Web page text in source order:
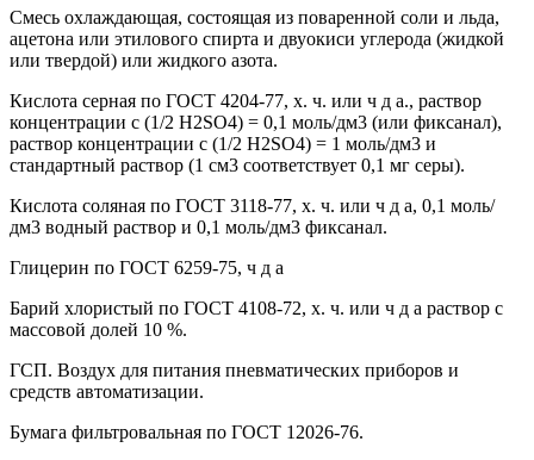
Смесь охлаждающая, состоящая из поваренной соли и льда,
ацетона или этилового спирта и двуокиси углерода (жидкой
или твердой) или жидкого азота.
Кислота серная по ГОСТ 4204-77, х. ч. или ч д а., раствор
концентрации с (1/2 H2SO4) = 0,1 моль/дм3 (или фиксанал),
раствор концентрации с (1/2 H2SO4) = 1 моль/дм3 и
стандартный раствор (1 см3 соответствует 0,1 мг серы).
Кислота соляная по ГОСТ 3118-77, х. ч. или ч д а, 0,1 моль/
дм3 водный раствор и 0,1 моль/дм3 фиксанал.
Глицерин по ГОСТ 6259-75, ч д а
Барий хлористый по ГОСТ 4108-72, х. ч. или ч д а раствор с
массовой долей 10 %.
ГСП. Воздух для питания пневматических приборов и
средств автоматизации.
Бумага фильтровальная по ГОСТ 12026-76.